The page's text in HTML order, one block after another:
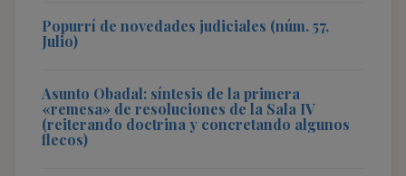
Popurrí de novedades judiciales (núm. 57,
Julio)
Asunto Obadal: síntesis de la primera
«remesa» de resoluciones de la Sala IV
(reiterando doctrina y concretando algunos
flecos)